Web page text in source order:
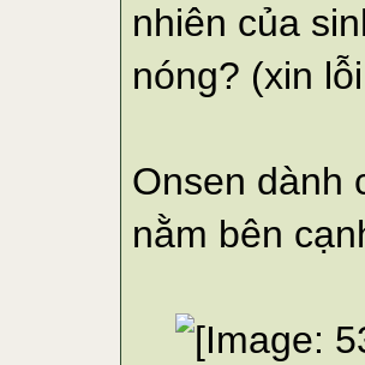
nhiên của
nóng? (xin
Onsen dành
nằm bên